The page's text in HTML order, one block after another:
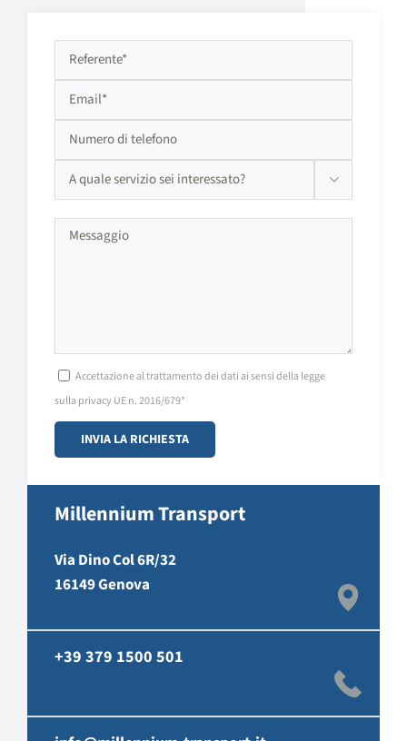

Si prega di lasciare vuoto questo campo.
Accettazione al trattamento dei dati ai sensi della legge
sulla privacy UE n. 2016/679*
Millennium Transport
Via Dino Col 6R/32
16149 Genova
+39 379 1500 501